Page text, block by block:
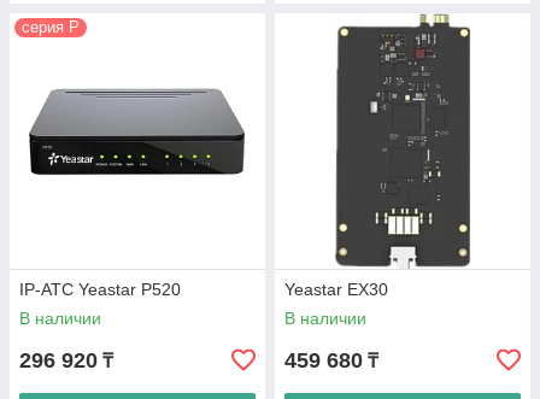
cерия P
IP-АТС Yeastar P520
В наличии
296 920 ₸
Yeastar EX30
В наличии
459 680 ₸